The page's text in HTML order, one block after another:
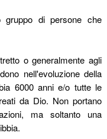
gruppo di persone che
o generalmente agli
nell'evoluzione della
6000 anni e/o tutte le
da Dio. Non portano
ma soltanto una